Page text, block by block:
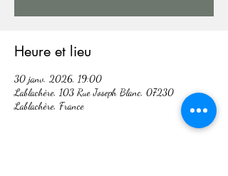
Heure et lieu
30 janv. 2026, 19:00
Lablachère, 103 Rue Joseph Blanc, 07230
Lablachère, France